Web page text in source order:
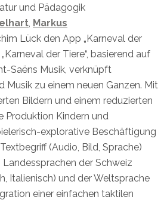
und Pädagogik
Markus
Lück den App „Karneval der
der Tiere“, basierend auf
Saëns Musik, verknüpft
Musik zu einem neuen Ganzen. Mit
Bildern und einem reduzierten
Produktion Kindern und
explorative Beschäftigung
(Audio, Bild, Sprache)
der Schweiz
Italienisch) und der Weltsprache
einer einfachen taktilen